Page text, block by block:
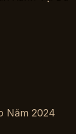
Năm 2024